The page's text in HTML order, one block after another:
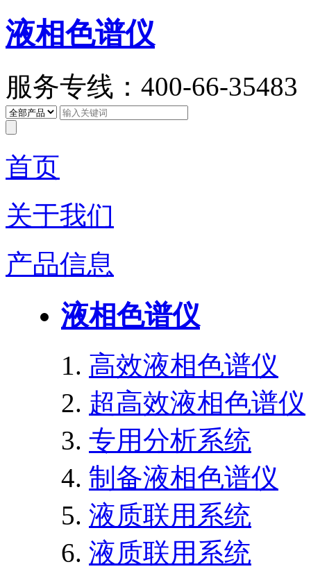
液相色谱仪
服务专线：400-66-35483
首页
关于我们
产品信息
液相色谱仪
高效液相色谱仪
超高效液相色谱仪
专用分析系统
制备液相色谱仪
液质联用系统
液质联用系统